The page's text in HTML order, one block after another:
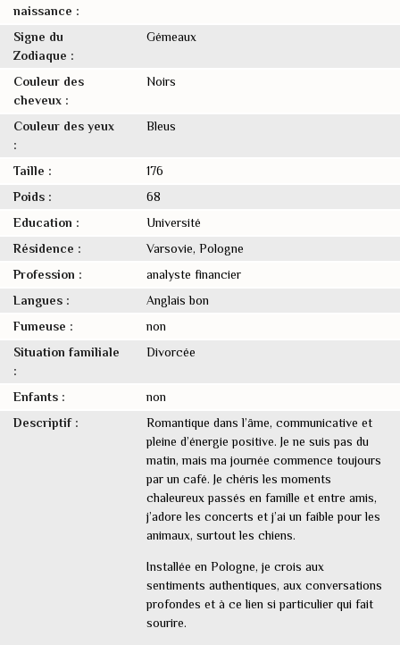
naissance :
Signe du
Zodiaque :
Gémeaux
Couleur des
cheveux :
Noirs
Couleur des yeux
:
Bleus
Taille :
176
Poids :
68
Education :
Université
Résidence :
Varsovie, Pologne
Profession :
analyste financier
Langues :
Anglais bon
Fumeuse :
non
Situation familiale
:
Divorcée
Enfants :
non
Descriptif :
Romantique dans l’âme, communicative et
pleine d’énergie positive. Je ne suis pas du
matin, mais ma journée commence toujours
par un café. Je chéris les moments
chaleureux passés en famille et entre amis,
j’adore les concerts et j’ai un faible pour les
animaux, surtout les chiens.
Installée en Pologne, je crois aux
sentiments authentiques, aux conversations
profondes et à ce lien si particulier qui fait
sourire.